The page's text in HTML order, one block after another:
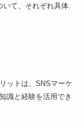
いて、それぞれ具体
ットは、SNSマーケ
識と経験を活用でき